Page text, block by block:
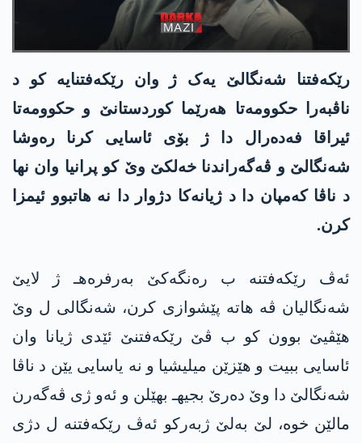
رێکەفتنا شەنگالێ یەک ژ وان رێکەفتنایە کو د
ناڤبەرا حکوومەتا هەرێما کوردستانێ و حکوومەتا
ئیراقا فەدەرال دا ژ بۆی ئاسایی کرنا رەوشا
شەنگالێ و ڤەگەراندنا خەلکێ وێ کو پرانیا وان نها
د ناڤا کەمپان دا د ژیانەکا دژوار دا نە هاتبوو ئیمزا
کرن.
ئەڤ رێکەفتنە ب رەنگەکێ بەرفرەهـ ژ لایێ
شەنگالیان ڤە هاتە پێشوازی کرن، شەنگالی ل وێ
هێڤیێ بوون کو ب ڤێ رێکەفتنێ ئێدی ژیانا وان
ئاسایی ببیت و هێزێن میلیشیا و نە یاسایی یێن د ناڤا
شەنگالێ دا وێ دەرێ بجیهـ بهێلن و ئەو ژی ڤەگەرن
مالێن خوە، لێ بەلێ ژبەرکو ئەڤ رێکەفتنە ل دژی